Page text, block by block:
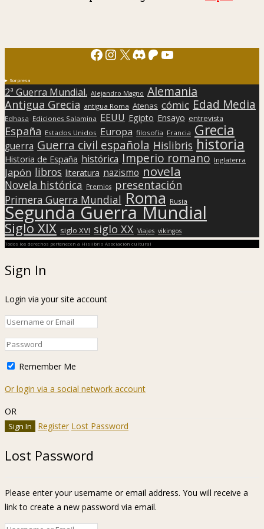
Facebook
Instagram
X Discord
Patreon
YouTube
Sorpresa
2ª Guerra Mundial. Alejandro Magno Alemania
Antigua Grecia antigua Roma Atenas cómic Edad Media
Edhasa Ediciones Salamina EEUU Egipto Ensayo entrevista
España Estados Unidos Europa filosofía Francia Grecia
guerra Guerra civil española Hislibris historia
Historia de España histórica Imperio romano Inglaterra
Japón libros literatura nazismo novela
Novela histórica Premios presentación
Primera Guerra Mundial Roma Rusia
Segunda Guerra Mundial
Siglo XIX siglo XVI siglo XX Viajes vikingos
Todos los derechos pertenecen a Hislibris Asociación cultural
Sign In
Login via your site account
Remember Me
Or login via a social network account
OR
Register Lost Password
Lost Password
Please enter your username or email address. You will receive a
link to create a new password via email.